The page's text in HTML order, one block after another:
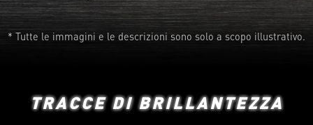
* Tutte le immagini e le descrizioni sono solo a scopo illustrativo.
TRACCE DI BRILLANTEZZA